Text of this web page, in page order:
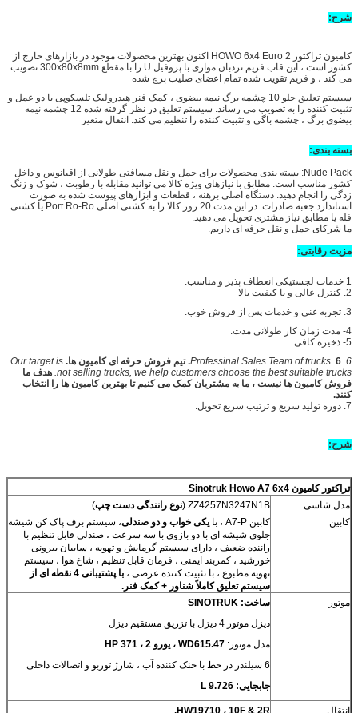
شرح:
کامیون تراکتور HOWO 6x4 Euro 2 اکنون بهترین محصولات موجود در بازارهای خارج از
کشور است ، این قاب فریم نردبان موازی با پروفیل U را با مقطع 300x80x8mm تصویب
می کند ، و فریم تقویت شده تمام اعضای صلیب پرچ شده
سیستم تعلیق جلو 10 چشمه برگ نیمه بیضوی ، کمک فنر هیدرولیک تلسکوپی با دو عمل و
تثبیت کننده را به تصویب می رساند. سیستم تعلیق در نظر گرفته شده 12 چشمه نیمه
بیضوی برگ ، چشمه باگی و تثبیت کننده را تنظیم می کند. انتقال متغیر
بسته بندی:
Nude Pack: بسته بندی محصولات برای حمل و نقل مسافتی طولانی از اقیانوس و داخل
کشور مناسب است. مطابق با نیازهای ویژه کالا می توانید مقابله با رطوبت ، شوک و زنگ
زدگی را انجام دهید. دستگاه اصلی برهنه ، قطعات و ابزارهای پیوست شده به صورت
استاندارد جعبه صادرات. در این مدت 20 روز کالا را به کشتی اصلی Port.Ro-Ro یا کشتی
فله یا مطابق نیاز مشتری تحویل می دهید.
ما شرکای حمل و نقل حرفه ای داریم.
مزیت رقابتی:
1 خدمات لجستیکی انعطاف پذیر و مناسب.
2. کنترل عالی و با کیفیت بالا
3. تجربه غنی و خدمات پس از فروش خوب.
4- مدت زمان کار طولانی مدت.
5- ذخیره کافی.
6. Professinal Sales Team of trucks. 6. تیم فروش حرفه ای کامیون ها.
Our target is
not selling trucks, we help customers choose the best suitable trucks. هدف ما
فروش کامیون ها نیست ، ما به مشتریان کمک می کنیم تا بهترین کامیون ها را انتخاب
کنند.
7. دوره تولید سریع و ترتیب سریع تحویل.
شرح:
تراکتور کامیون Sinotruk Howo A7 6x4
مدل شاسی
ZZ4257N3247N1B ( نوع رانندگی دست چپ)
کابین
کابین A7-P ، با یکی خواب و دو صندلی، سیستم برف پاک کن شیشه
جلوی شیشه ای با دو بازوی با سه سرعت ، صندلی قابل تنظیم با
راننده ضعیف ، دارای سیستم گرمایش و تهویه ، سایبان بیرونی
خورشید ، کمربند ایمنی ، فرمان قابل تنظیم ، شاخ هوا ، سیستم
تهویه مطبوع ، با تثبیت کننده عرضی ، با
پشتیبانی 4 نقطه ای از
سیستم تعلیق کاملاً شناور + کمک فنر.
موتور
ساخت: SINOTRUK
دیزل موتور 4 دیزل با تزریق مستقیم دیزل
مدل موتور: WD615.47 ، یورو 2 ، 371 HP
6 سیلندر در خط با خنک کننده آب ، شارژ توربو و اتصالات داخلی
جابجایی: 9.726 L
انتقال HW19710 ، 10F & 2R.